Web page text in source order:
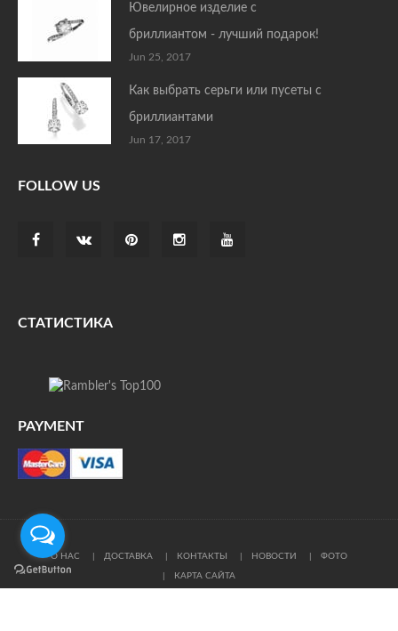
Ювелирное изделие с
бриллиантом - лучший подарок!
Jun 25, 2017
Как выбрать серьги или пусеты с
бриллиантами
Jun 17, 2017
FOLLOW US
СТАТИСТИКА
PAYMENT
О НАС ДОСТАВКА КОНТАКТЫ НОВОСТИ ФОТО
КАРТА САЙТА